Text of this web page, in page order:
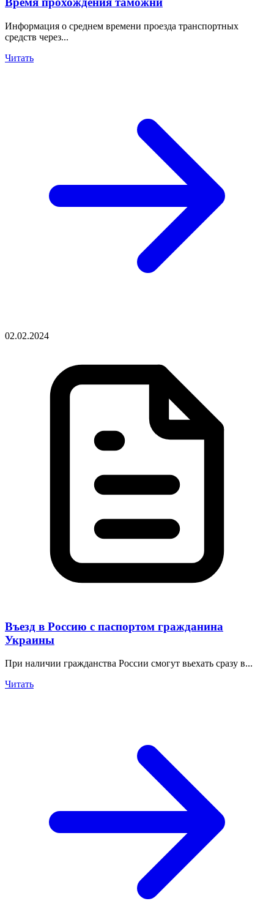
Информация о среднем времени проезда транспортных
средств через...
Читать
02.02.2024
Въезд в Россию с паспортом гражданина
Украины
При наличии гражданства России смогут вьехать сразу в...
Читать